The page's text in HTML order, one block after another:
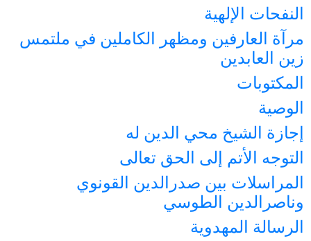
النفحات الإلهية
مرآة العارفين ومظهر الكاملين في ملتمس
زين العابدين
المكتوبات
الوصية
إجازة الشيخ محي الدين له
التوجه الأتم إلى الحق تعالى
المراسلات بين صدرالدين القونوي
وناصرالدين الطوسي
الرسالة المهدوية